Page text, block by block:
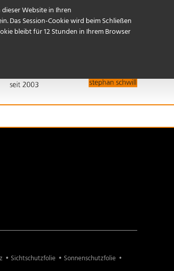
Referenzen Kontakt / Anfahrt
Sichtschutzfolie
Sonnenschutzfolie
Website in Ihren
Das Session-Cookie wird beim Schließen
bleibt für 12 Stunden in Ihrem Browser